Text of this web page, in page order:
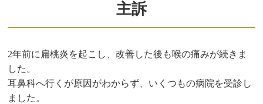
主訴
2年前に扁桃炎を起こし、改善した後も喉の痛みが続きま
した。
耳鼻科へ行くが原因がわからず、いくつもの病院を受診し
ました。